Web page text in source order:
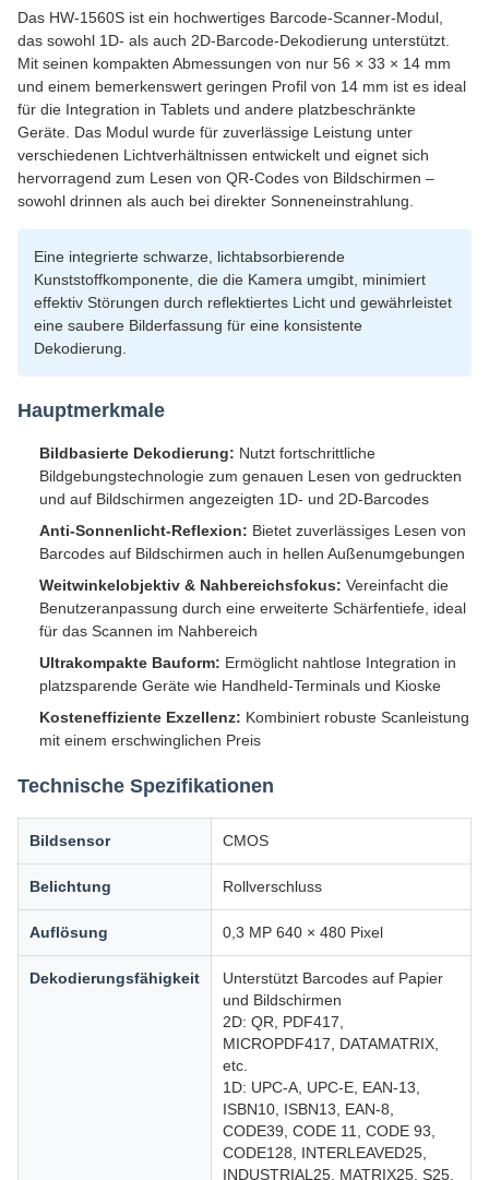
Das HW-1560S ist ein hochwertiges Barcode-Scanner-Modul,
das sowohl 1D- als auch 2D-Barcode-Dekodierung unterstützt.
Mit seinen kompakten Abmessungen von nur 56 × 33 × 14 mm
und einem bemerkenswert geringen Profil von 14 mm ist es ideal
für die Integration in Tablets und andere platzbeschränkte
Geräte. Das Modul wurde für zuverlässige Leistung unter
verschiedenen Lichtverhältnissen entwickelt und eignet sich
hervorragend zum Lesen von QR-Codes von Bildschirmen –
sowohl drinnen als auch bei direkter Sonneneinstrahlung.
Eine integrierte schwarze, lichtabsorbierende
Kunststoffkomponente, die die Kamera umgibt, minimiert
effektiv Störungen durch reflektiertes Licht und gewährleistet
eine saubere Bilderfassung für eine konsistente
Dekodierung.
Hauptmerkmale
Bildbasierte Dekodierung: Nutzt fortschrittliche
Bildgebungstechnologie zum genauen Lesen von gedruckten
und auf Bildschirmen angezeigten 1D- und 2D-Barcodes
Anti-Sonnenlicht-Reflexion: Bietet zuverlässiges Lesen von
Barcodes auf Bildschirmen auch in hellen Außenumgebungen
Weitwinkelobjektiv & Nahbereichsfokus: Vereinfacht die
Benutzeranpassung durch eine erweiterte Schärfentiefe, ideal
für das Scannen im Nahbereich
Ultrakompakte Bauform: Ermöglicht nahtlose Integration in
platzsparende Geräte wie Handheld-Terminals und Kioske
Kosteneffiziente Exzellenz: Kombiniert robuste Scanleistung
mit einem erschwinglichen Preis
Technische Spezifikationen
Bildsensor CMOS
Belichtung Rollverschluss
Auflösung 0,3 MP 640 × 480 Pixel
Dekodierungsfähigkeit
Unterstützt Barcodes auf Papier
und Bildschirmen
2D: QR, PDF417,
MICROPDF417, DATAMATRIX,
etc.
1D: UPC-A, UPC-E, EAN-13,
ISBN10, ISBN13, EAN-8,
CODE39, CODE 11, CODE 93,
CODE128, INTERLEAVED25,
INDUSTRIAL25, MATRIX25, S25,